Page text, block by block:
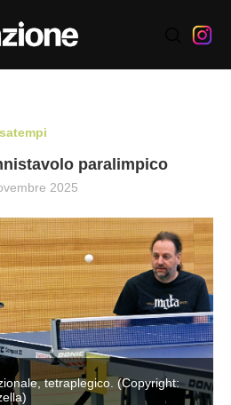
paralimpico
2025
tetraplegico. (Copyright: